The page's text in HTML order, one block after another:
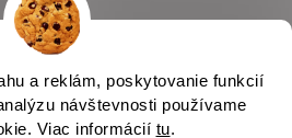
a reklám, poskytovanie funkcií
návštevnosti používame
Viac informácií tu.